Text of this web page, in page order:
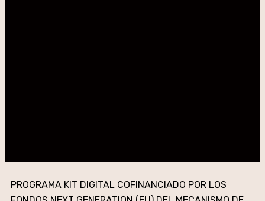
PROGRAMA KIT DIGITAL COFINANCIADO POR LOS